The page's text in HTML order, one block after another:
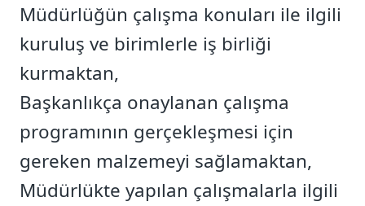
Müdürlüğün çalışma konuları ile ilgili
kuruluş ve birimlerle iş birliği
kurmaktan,
Başkanlıkça onaylanan çalışma
programının gerçekleşmesi için
gereken malzemeyi sağlamaktan,
Müdürlükte yapılan çalışmalarla ilgili